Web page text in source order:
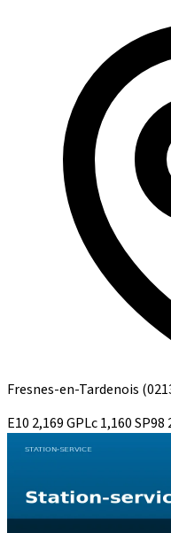
Fresnes-en-Tardenois
E10 2,169GPLc1,160SP98